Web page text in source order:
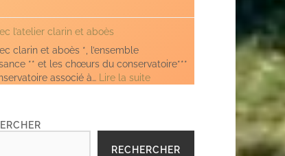
du
rat
l’atelier clarin et aboès
clarin et aboès *, l’ensemble
** et les chœurs du conservatoire***
associé à… Lire la suite:
clarin
et
RECHERCHER